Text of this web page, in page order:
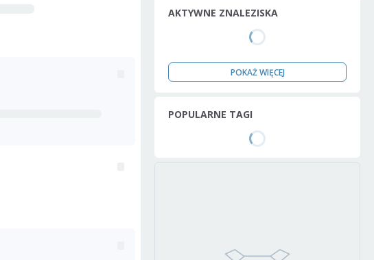
AKTYWNE ZNALEZISKA
POKAŻ WIĘCEJ
POPULARNE TAGI